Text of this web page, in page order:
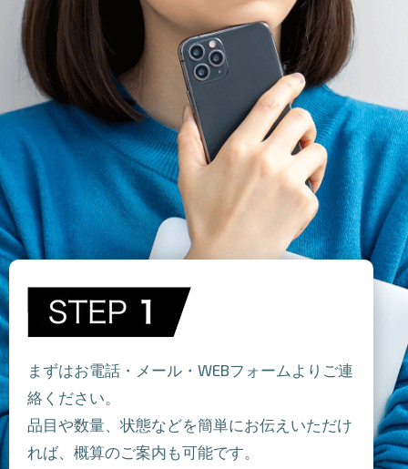
まずはお電話・メール・WEBフォームよりご連
絡ください。
品目や数量、状態などを簡単にお伝えいただけ
れば、概算のご案内も可能です。